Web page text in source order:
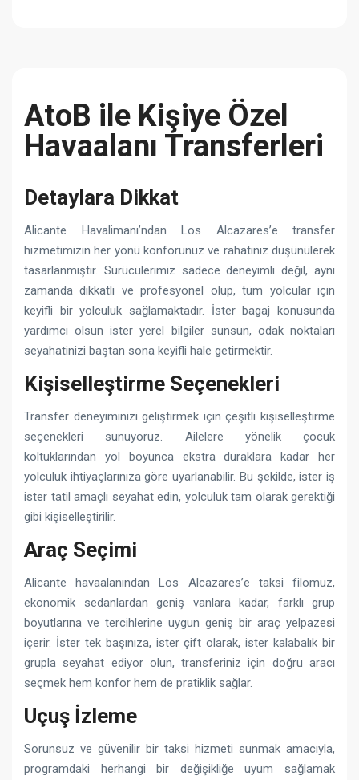
AtoB ile Kişiye Özel
Havaalanı Transferleri
Detaylara Dikkat
Alicante Havalimanı’ndan Los Alcazares’e transfer
hizmetimizin her yönü konforunuz ve rahatınız düşünülerek
tasarlanmıştır. Sürücülerimiz sadece deneyimli değil, aynı
zamanda dikkatli ve profesyonel olup, tüm yolcular için
keyifli bir yolculuk sağlamaktadır. İster bagaj konusunda
yardımcı olsun ister yerel bilgiler sunsun, odak noktaları
seyahatinizi baştan sona keyifli hale getirmektir.
Kişiselleştirme Seçenekleri
Transfer deneyiminizi geliştirmek için çeşitli kişiselleştirme
seçenekleri sunuyoruz. Ailelere yönelik çocuk
koltuklarından yol boyunca ekstra duraklara kadar her
yolculuk ihtiyaçlarınıza göre uyarlanabilir. Bu şekilde, ister iş
ister tatil amaçlı seyahat edin, yolculuk tam olarak gerektiği
gibi kişiselleştirilir.
Araç Seçimi
Alicante havaalanından Los Alcazares’e taksi filomuz,
ekonomik sedanlardan geniş vanlara kadar, farklı grup
boyutlarına ve tercihlerine uygun geniş bir araç yelpazesi
içerir. İster tek başınıza, ister çift olarak, ister kalabalık bir
grupla seyahat ediyor olun, transferiniz için doğru aracı
seçmek hem konfor hem de pratiklik sağlar.
Uçuş İzleme
Sorunsuz ve güvenilir bir taksi hizmeti sunmak amacıyla,
programdaki herhangi bir değişikliğe uyum sağlamak